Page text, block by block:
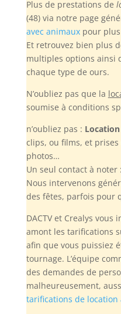
Plus de prestations de
(48) via notre page
avec animauxpour plus
Et retrouvez bien plus
multiples options ainsi
chaque type de ours.
N’oubliez pas que la
soumise à conditions
n’oubliez pas :
clips, ou films, et prises
photos…
Un seul contact à noter :
Nous intervenons
des fêtes, parfois pour
DACTV et Crealys
amont les tarifications
afin que vous puissiez
tournage. L’équipe
des demandes de
malheureusement,
tarifications de location